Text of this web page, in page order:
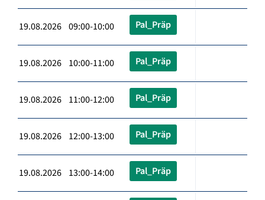
19.08.2026 09:00-10:00 Pal_Präp
19.08.2026 10:00-11:00 Pal_Präp
19.08.2026 11:00-12:00 Pal_Präp
19.08.2026 12:00-13:00 Pal_Präp
19.08.2026 13:00-14:00 Pal_Präp